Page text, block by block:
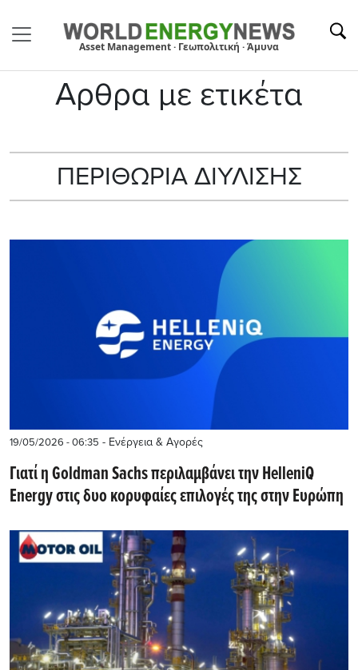
Asset Management · Γεωπολιτική · Άμυνα
Αρθρα με ετικέτα
ΠΕΡΙΘΩΡΙΑ ΔΙΥΛΙΣΗΣ
19/05/2026 - 06:35 - Ενέργεια & Αγορές
Γιατί η Goldman Sachs περιλαμβάνει την HelleniQ
Energy στις δυο κορυφαίες επιλογές της στην Ευρώπη